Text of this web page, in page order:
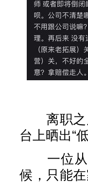
离职之后
台上晒出“
一位从
候，只能